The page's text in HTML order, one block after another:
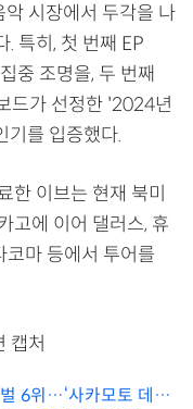
시장에서 두각을 나
특히, 첫 번째 EP
중 조명을, 두 번째
드가 선정한 '2024년
기를 입증했다.
한 이브는 현재 북미
고에 이어 댈러스, 휴
코마 등에서 투어를
캡처
6위…‘사카모토 데이